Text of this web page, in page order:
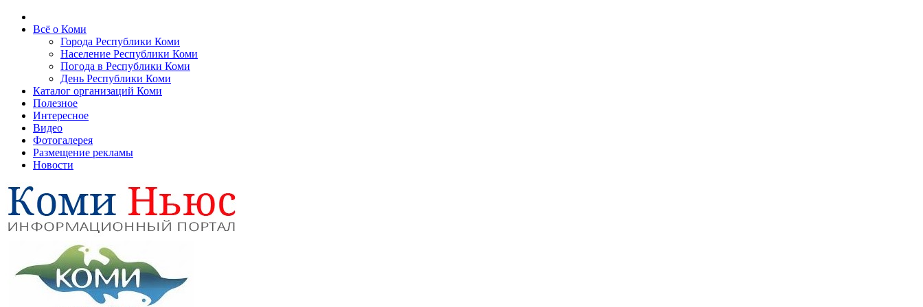
Всё о Коми
Города Республики Коми
Население Республики Коми
Погода в Республики Коми
День Республики Коми
Каталог организаций Коми
Полезное
Интересное
Видео
Фотогалерея
Размещение рекламы
Новости